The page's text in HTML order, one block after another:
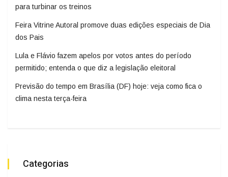
para turbinar os treinos
Feira Vitrine Autoral promove duas edições especiais de Dia
dos Pais
Lula e Flávio fazem apelos por votos antes do período
permitido; entenda o que diz a legislação eleitoral
Previsão do tempo em Brasília (DF) hoje: veja como fica o
clima nesta terça-feira
Categorias